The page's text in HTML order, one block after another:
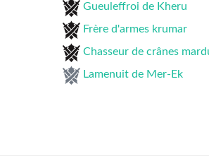
Gueuleffroi de Kheru
Frère d'armes krumar
Chasseur de crânes
Lamenuit de Mer-Ek